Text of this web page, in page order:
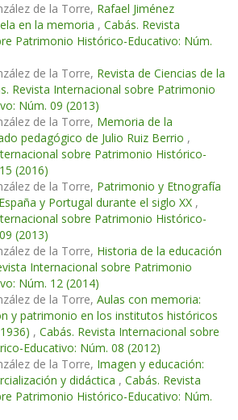
de la Torre, Rafael Jiménez
en la memoria , Cabás. Revista
Patrimonio Histórico-Educativo: Núm.
de la Torre, Revista de Ciencias de la
Revista Internacional sobre Patrimonio
Núm. 09 (2013)
de la Torre, Memoria de la
pedagógico de Julio Ruiz Berrio ,
sobre Patrimonio Histórico-
(2016)
de la Torre, Patrimonio y Etnografía
y Portugal durante el siglo XX ,
sobre Patrimonio Histórico-
(2013)
de la Torre, Historia de la educación
Internacional sobre Patrimonio
Núm. 12 (2014)
de la Torre, Aulas con memoria:
y patrimonio en los institutos históricos
, Cabás. Revista Internacional sobre
Educativo: Núm. 08 (2012)
de la Torre, Imagen y educación:
y didáctica , Cabás. Revista
Patrimonio Histórico-Educativo: Núm.